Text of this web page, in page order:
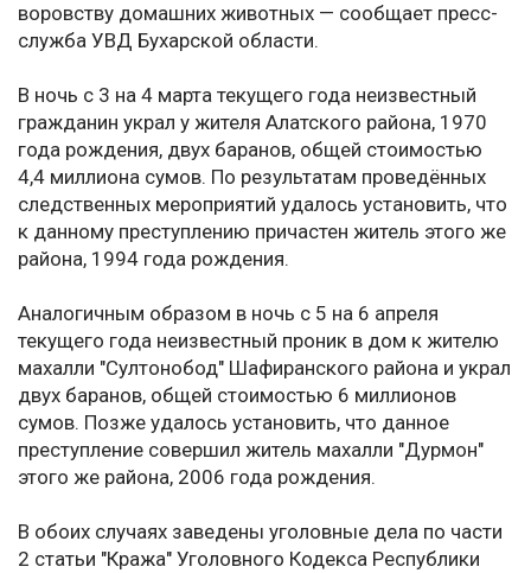
воровству домашних животных — сообщает пресс-
служба УВД Бухарской области.
В ночь с 3 на 4 марта текущего года неизвестный
гражданин украл у жителя Алатского района, 1970
года рождения, двух баранов, общей стоимостью
4,4 миллиона сумов. По результатам проведённых
следственных мероприятий удалось установить, что
к данному преступлению причастен житель этого же
района, 1994 года рождения.
Аналогичным образом в ночь с 5 на 6 апреля
текущего года неизвестный проник в дом к жителю
махалли "Султонобод" Шафиранского района и украл
двух баранов, общей стоимостью 6 миллионов
сумов. Позже удалось установить, что данное
преступление совершил житель махалли "Дурмон"
этого же района, 2006 года рождения.
В обоих случаях заведены уголовные дела по части
2 статьи "Кража" Уголовного Кодекса Республики